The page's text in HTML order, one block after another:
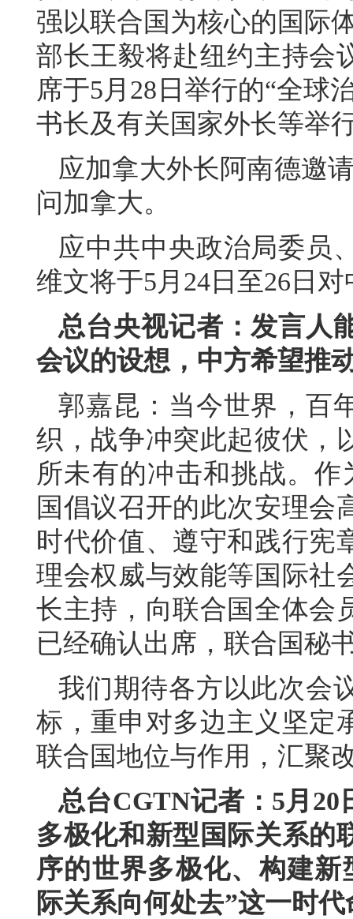
强以联合国为核心的国际
部长王毅将赴纽约主持会
席于5月28日举行的“全球
书长及有关国家外长等举
应加拿大外长阿南德邀
问加拿大。
应中共中央政治局委员
维文将于5月24日至26日
总台央视记者：发言人
会议的设想，中方希望推
郭嘉昆：当今世界，百
织，战争冲突此起彼伏，
所未有的冲击和挑战。
国倡议召开的此次安理会
时代价值、遵守和践行宪
理会权威与效能等国际社
长主持，向联合国全体会
已经确认出席，联合国秘
我们期待各方以此次会
标，重申对多边主义坚定
联合国地位与作用，汇聚
总台CGTN记者：5月
多极化和新型国际关系的
序的世界多极化、构建
际关系向何处去”这一时